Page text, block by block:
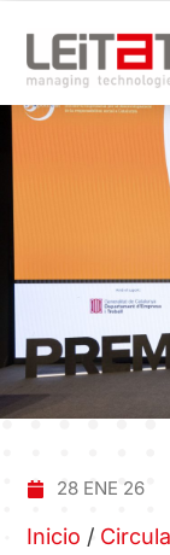
28 ENE 26
Inicio /